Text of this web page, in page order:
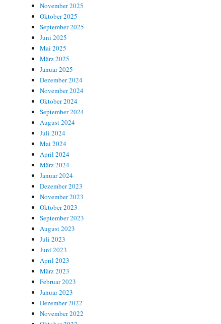
November 2025
Oktober 2025
September 2025
Juni 2025
Mai 2025
März 2025
Januar 2025
Dezember 2024
November 2024
Oktober 2024
September 2024
August 2024
Juli 2024
Mai 2024
April 2024
März 2024
Januar 2024
Dezember 2023
November 2023
Oktober 2023
September 2023
August 2023
Juli 2023
Juni 2023
April 2023
März 2023
Februar 2023
Januar 2023
Dezember 2022
November 2022